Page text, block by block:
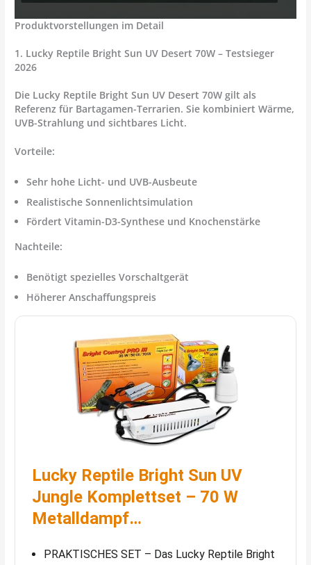
Produktvorstellungen im Detail
1. Lucky Reptile Bright Sun UV Desert 70W – Testsieger
2026
Die Lucky Reptile Bright Sun UV Desert 70W gilt als
Referenz für Bartagamen-Terrarien. Sie kombiniert Wärme,
UVB-Strahlung und sichtbares Licht.
Vorteile:
Sehr hohe Licht- und UVB-Ausbeute
Realistische Sonnenlichtsimulation
Fördert Vitamin-D3-Synthese und Knochenstärke
Nachteile:
Benötigt spezielles Vorschaltgerät
Höherer Anschaffungspreis
Lucky Reptile Bright Sun UV
Jungle Komplettset – 70 W
Metalldampf…
PRAKTISCHES SET – Das Lucky Reptile Bright